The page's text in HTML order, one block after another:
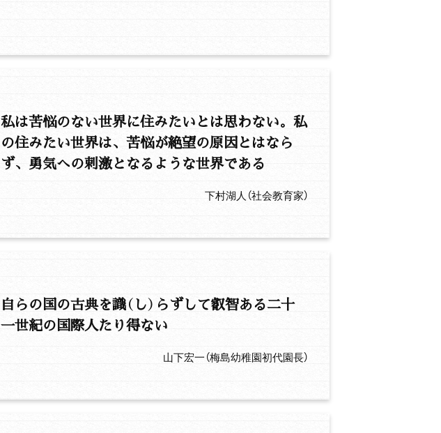
私は苦悩のない世界に住みたいとは思わない。私
の住みたい世界は、苦悩が絶望の原因とはなら
ず、勇気への刺激となるような世界である
下村湖人（社会教育家）
自らの国の古典を識（し）らずして叡智ある二十
一世紀の国際人たり得ない
山下宏一（梅島幼稚園初代園長）